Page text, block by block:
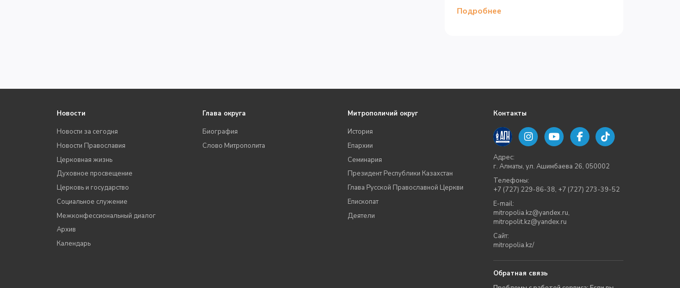
Подробнее
Новости
Новости за сегодня
Новости Православия
Церковная жизнь
Духовное просвещение
Церковь и государство
Социальное служение
Межконфессиональный диалог
Архив
Календарь
Глава округа
Биография
Слово Митрополита
Митрополичий округ
История
Епархии
Семинария
Президент Республики Казахстан
Глава Русской Православной Церкви
Епископат
Деятели
Контакты
Адрес:
г. Алматы, ул. Ашимбаева 26, 050002
Телефоны:
+7 (727) 229-86-38, +7 (727) 273-39-52
E-mail:
mitropolia.kz@yandex.ru,
mitropolit.kz@yandex.ru
Сайт:
mitropolia.kz/
Обратная связь